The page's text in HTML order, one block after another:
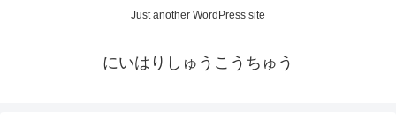
Just another WordPress site
にいはりしゅうこうちゅう